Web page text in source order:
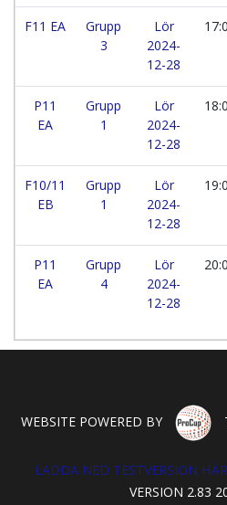
F11 EA
Grupp
3
Lör
2024-
12-28
P11
EA
Grupp
1
Lör
2024-
12-28
F10/11
EB
Grupp
1
Lör
2024-
12-28
P11
EA
Grupp
4
Lör
2024-
12-28
WEBSITE POWERED BY
LADDA NED TESTVERSION
VERSION 2.83